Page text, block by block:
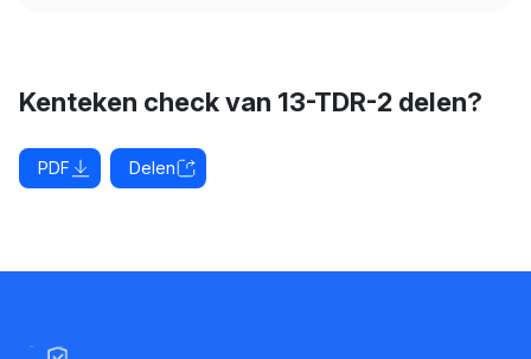
Kenteken check van 13-TDR-2 delen?
PDF Delen